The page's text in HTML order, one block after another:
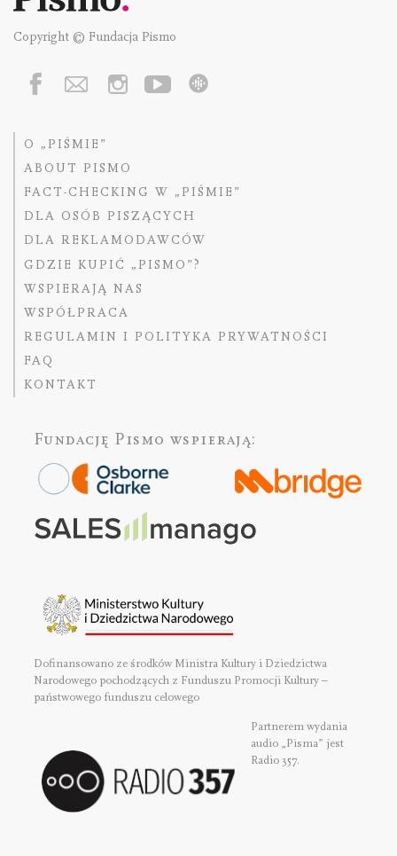
Copyright © Fundacja Pismo
O „PIŚMIE”
ABOUT PISMO
FACT-CHECKING W „PIŚMIE”
DLA OSÓB PISZĄCYCH
DLA REKLAMODAWCÓW
GDZIE KUPIĆ „PISMO”?
WSPIERAJĄ NAS
WSPÓŁPRACA
REGULAMIN I POLITYKA PRYWATNOŚCI
FAQ
KONTAKT
Fundację Pismo wspierają:
Dofinansowano ze środków Ministra Kultury i Dziedzictwa
Narodowego pochodzących z Funduszu Promocji Kultury –
państwowego funduszu celowego
Partnerem wydania
audio „Pisma” jest
Radio 357.